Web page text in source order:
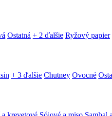
Ostatná + 2 ďalšie Ryžový papier
+ 3 ďalšie Chutney Ovocné